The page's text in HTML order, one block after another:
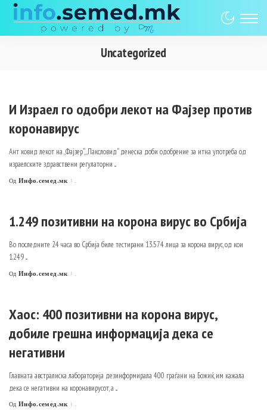
Uncategorized
И Израел го одобри лекот на Фајзер против
коронавирус
Ант ковид лекот на „Фајзер“, „Паксловид“ денеска доби одобрение за итна употреба од
израелските здравствени регулаторни ...
Posted
Од Инфо.семед.мк .
1.249 позитивни на корона вирус во Србија
Во последните 24 часа во Србија биле тестирани 13.574 лица за корона вирус, од кои
1.249...
Posted
Од Инфо.семед.мк
Хаос: 400 позитивни на корона вирус,
добиле грешна информација дека се
негативни
Главната австралиска лабораторија дезинформирала 400 граѓани на Божиќ, им кажала
дека се негативни на коронавирусот, а ...
Posted
Од Инфо.семед.мк .